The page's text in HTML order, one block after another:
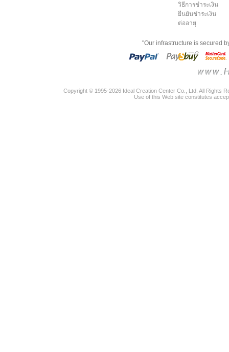
วิธีการชำระเงิน
ยืนยันชำระเงิน
ต่ออายุ
"Our infrastructure is secured
Copyright © 1995-2026 Ideal Creation Center Co., Ltd. All Rights
Use of this Web site constitutes